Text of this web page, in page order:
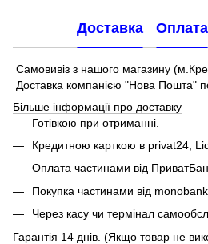
Доставка Оплата
Самовивіз з нашого магазину
Доставка компанією "Нова Пошта"
Більше інформації про доставку
Готівкою при отриманні.
Кредитною карткою в privat24,
Оплата частинами від
Покупка частинами від monobank
Через касу чи термінал
Гарантія 14 днів. (Якщо товар не